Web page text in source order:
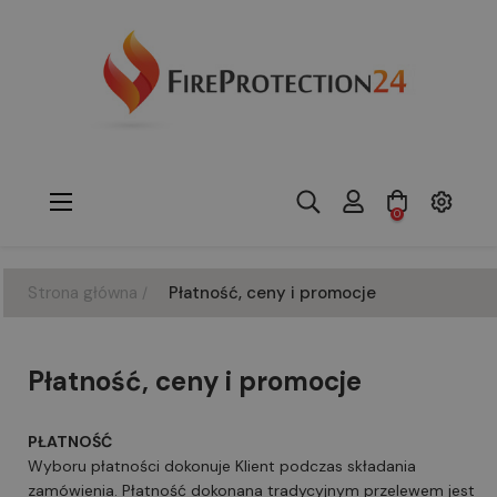
Toggle
navigation
☰ 0
Strona główna Płatność, ceny i promocje
Płatność, ceny i promocje
PŁATNOŚĆ
Wyboru płatności dokonuje Klient podczas składania
zamówienia. Płatność dokonana tradycyjnym przelewem jest